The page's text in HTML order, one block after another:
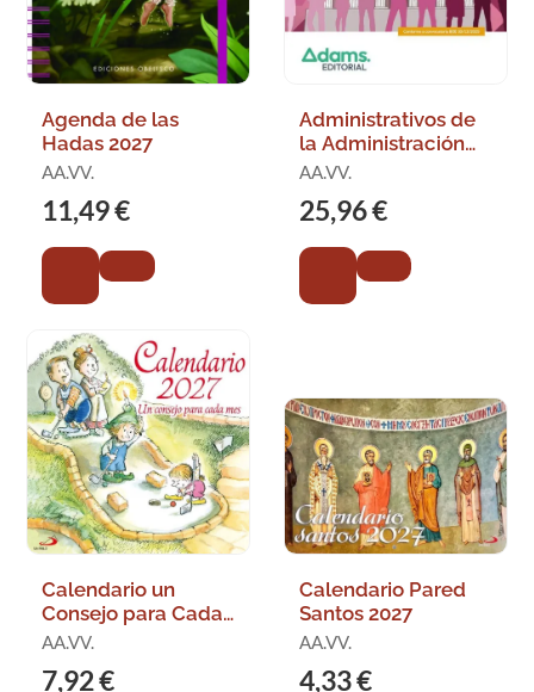
Agenda de las
Hadas 2027
AA.VV.
11,49 €
Administrativos de
la Administración
General del Estado,
AA.VV.
25,96 €
Calendario un
Consejo para Cada
Mes 2027
AA.VV.
7,92 €
Calendario Pared
Santos 2027
AA.VV.
4,33 €